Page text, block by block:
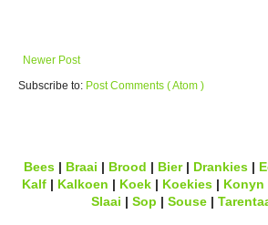
Newer Post
Subscribe to: Post Comments ( Atom )
Bees | Braai | Brood | Bier| Drankies |
Kalf| Kalkoen | Koek| Koekies| Konyn
Slaai | Sop | Souse|